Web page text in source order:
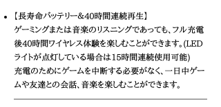
【長寿命バッテリー＆40時間連続再生】
ゲーミングまたは音楽のリスニングであっても、フル充電
後40時間ワイヤレス体験を楽しむことができます。(LED
ライトが点灯している場合は15時間連続使用可能)
充電のためにゲームを中断する必要がなく、一日中ゲー
ムや友達との会話、音楽を楽しむことができます。